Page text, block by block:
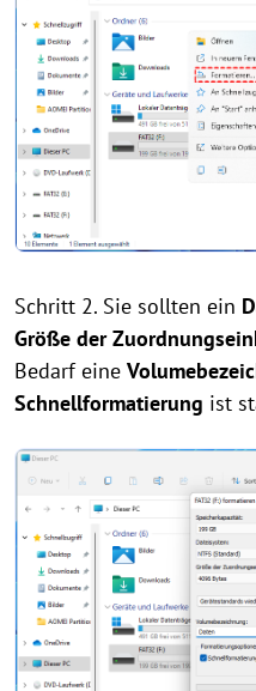
Schritt 2. Sie sollten ein
Größe der
Bedarf eine
Schnellformatierung ist